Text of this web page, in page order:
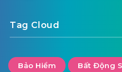
Tag Cloud
Bảo Hiểm Bất Động